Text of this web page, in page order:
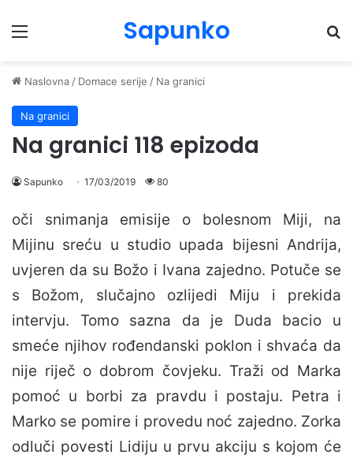
Menu Sapunko
Naslovna / Domace serije / Na granici
Na granici
Na granici 118 epizoda
Sapunko 17/03/2019 80
oči snimanja emisije o bolesnom Miji, na
Mijinu sreću u studio upada bijesni Andrija,
uvjeren da su Božo i Ivana zajedno. Potuče se
s Božom, slučajno ozlijedi Miju i prekida
intervju. Tomo sazna da je Duda bacio u
smeće njihov rođendanski poklon i shvaća da
nije riječ o dobrom čovjeku. Traži od Marka
pomoć u borbi za pravdu i postaju. Petra i
Marko se pomire i provedu noć zajedno. Zorka
odluči povesti Lidiju u prvu akciju s kojom će